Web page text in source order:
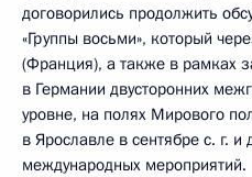
договорились продолжить
«Группы восьми», который
(Франция), а также в рамках
в Германии двусторонних
уровне, на полях Мирового
в Ярославле в сентябре с. г. и
международных мероприятий.